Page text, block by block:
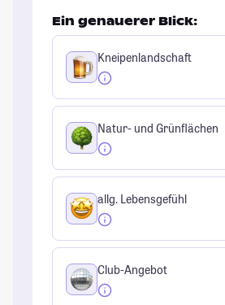
Ein genauerer Blick:
Kneipenlandschaft
Natur- und Grünflächen
allg. Lebensgefühl
Club-Angebot